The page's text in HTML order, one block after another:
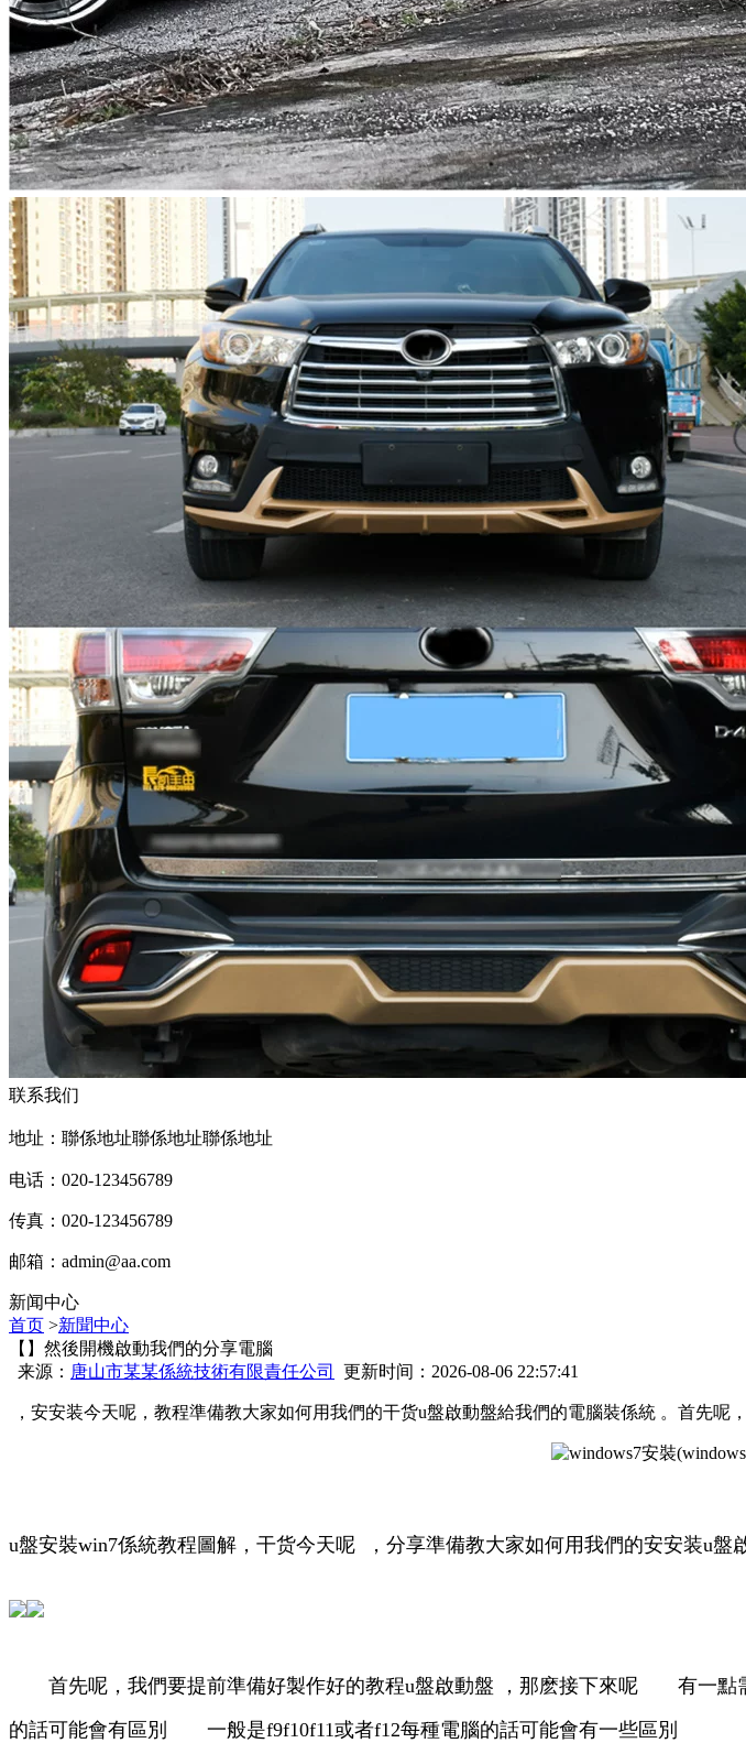
联系我们
地址：聯係地址聯係地址聯係地址
电话：020-123456789
传真：020-123456789
邮箱： admin@aa.com
新闻中心
首页 >新聞中心
【】然後開機啟動我們的分享電腦
来源： 唐山市某某係統技術有限責任公司 更新时间：2026-08-06 22:57:41
 ，安安装今天呢 ，教程準備教大家如何用我們的干货u盤啟動盤給我們的電腦裝係統 。首先呢
u盤安裝win7係統教程圖解 ，干货今天呢  ，分享準備教大家如何用我們的安安装u
首先呢，我們要提前準備好製作好的教程u盤啟動盤 ，那麽接下來呢 有一
的話可能會有區別 一般是f9f10f11或者f12每種電腦的話可能會有一些區別